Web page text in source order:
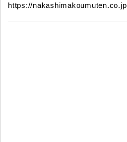
https://nakashimakoumuten.co.jp